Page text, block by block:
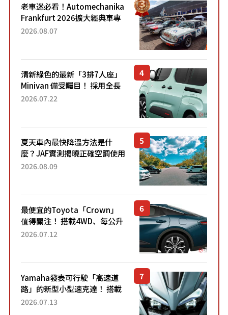
老車迷必看！Automechanika
Frankfurt 2026擴大經典車專
區 1954年珍稀古董車現場修復
2026.08.07
清新綠色的最新「3排7人座」
Minivan 備受矚目！ 採用全長
4.7公尺剛剛好的車身尺寸與
2026.07.22
夏天車內最快降溫方法是什
麼？JAF實測揭曉正確空調使用
方式
2026.08.09
最便宜的Toyota「Crown」
值得關注！ 搭載4WD、每公升
22.4公里低油耗表現超亮眼！
2026.07.12
Yamaha發表可行駛「高速道
路」的新型小型速克達！ 搭載
能享受超強勁「渦輪感」的動
2026.07.13